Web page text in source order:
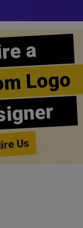
a
Logo
Us